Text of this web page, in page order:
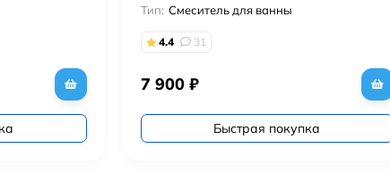
Тип: Смеситель для ванны
4.4 31
7 900 ₽
Быстрая покупка